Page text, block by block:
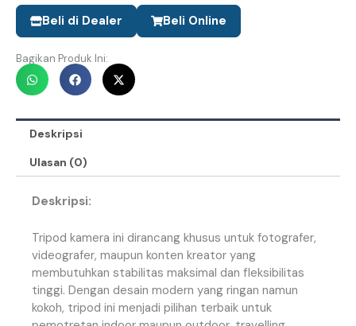
Beli di Dealer Beli Online
Bagikan Produk Ini:
Deskripsi
Ulasan (0)
Deskripsi:
Tripod kamera ini dirancang khusus untuk fotografer,
videografer, maupun konten kreator yang
membutuhkan stabilitas maksimal dan fleksibilitas
tinggi. Dengan desain modern yang ringan namun
kokoh, tripod ini menjadi pilihan terbaik untuk